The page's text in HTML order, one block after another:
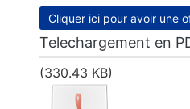
Cliquer ici pour avoir une
Telechargement en
(330.43 KB)